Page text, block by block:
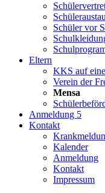
Schüler vor
Eltern
KKS auf
Verein der
Mensa
Anmeldung 5
Kontakt
Kalender
Anmeldung
Kontakt
Impressum